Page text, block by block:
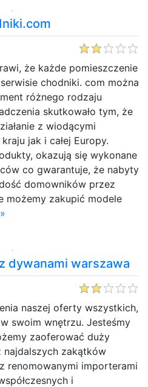
że każde pomieszczenie
chodniki. com można
różnego rodzaju
skutkowało tym, że
z wiodącymi
jak i całej Europy.
okazują się wykonane
co gwarantuje, że nabyty
domowników przez
możemy zakupić modele
dywanami warszawa
naszej oferty wszystkich,
swoim wnętrzu. Jesteśmy
zaoferować duży
zakątków
renomowanymi importerami
i